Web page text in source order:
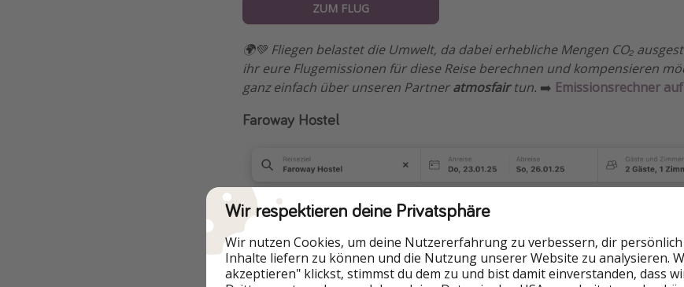
ZUM FLUG
🌍💚 Fliegen belastet die Umwelt, da dabei erhebliche Mengen CO₂
ihr eure Flugemissionen für diese Reise berechnen und kompensieren
ganz einfach über unseren Partneratmosfairtun. ➡️ Emissionsrechner
Faroway Hostel
Wir respektieren deine Privatsphäre
Wir nutzen Cookies, um deine Nutzererfahrung zu verbessern, dir
Inhalte liefern zu können und die Nutzung unserer Website zu analysieren.
akzeptieren" klickst, stimmst du dem zu und bist damit einverstanden, dass